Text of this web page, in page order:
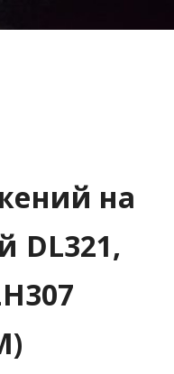
на
DL321,